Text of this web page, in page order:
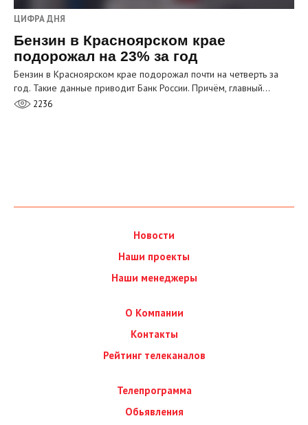
ЦИФРА ДНЯ
Бензин в Красноярском крае
подорожал на 23% за год
Бензин в Красноярском крае подорожал почти на четверть за
год. Такие данные приводит Банк России. Причём, главный…
2236
Новости
Наши проекты
Наши менеджеры
О Компании
Контакты
Рейтинг телеканалов
Телепрограмма
Обьявления